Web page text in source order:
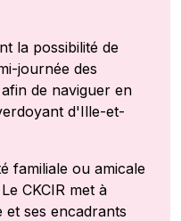
la possibilité de
journée des
de naviguer en
d'Ille-et-
familiale ou amicale
CKCIR met à
et ses encadrants